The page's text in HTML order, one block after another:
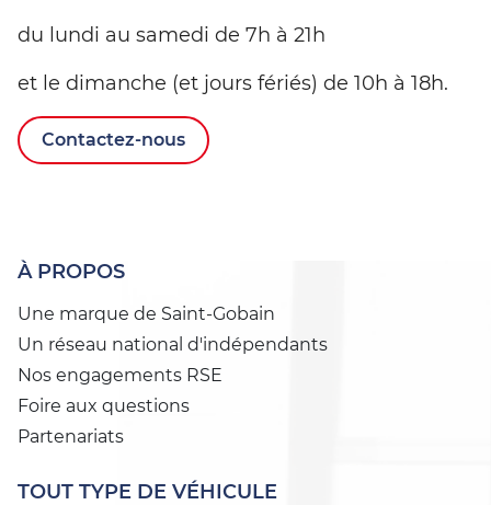
du lundi au samedi de 7h à 21h
et le dimanche (et jours fériés) de 10h à 18h.
Contactez-nous
À PROPOS
Une marque de Saint-Gobain
Un réseau national d'indépendants
Nos engagements RSE
Foire aux questions
Partenariats
TOUT TYPE DE VÉHICULE